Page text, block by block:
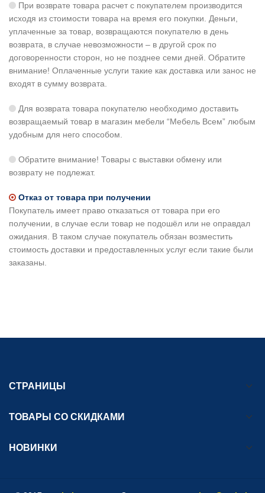
При возврате товара расчет с покупателем производится
исходя из стоимости товара на время его покупки. Деньги,
уплаченные за товар, возвращаются покупателю в день
возврата, в случае невозможности – в другой срок по
договоренности сторон, но не позднее семи дней. Обратите
внимание! Оплаченные услуги такие как доставка или занос не
входят в сумму возврата.
Для возврата товара покупателю необходимо доставить
возвращаемый товар в магазин мебели “Мебель Всем” любым
удобным для него способом.
Обратите внимание! Товары с выставки обмену или
возврату не подлежат.
Отказ от товара при получении
Покупатель имеет право отказаться от товара при его
получении, в случае если товар не подошёл или не оправдал
ожидания. В таком случае покупатель обязан возместить
стоимость доставки и предоставленных услуг если такие были
заказаны.
СТРАНИЦЫ
ТОВАРЫ СО СКИДКАМИ
НОВИНКИ